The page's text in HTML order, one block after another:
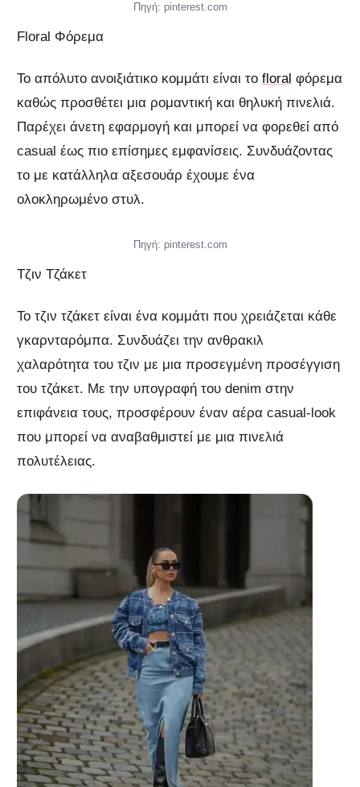
Πηγή: pinterest.com
Floral Φόρεμα
Το απόλυτο ανοιξιάτικο κομμάτι είναι το floral φόρεμα
καθώς προσθέτει μια ρομαντική και θηλυκή πινελιά.
Παρέχει άνετη εφαρμογή και μπορεί να φορεθεί από
casual έως πιο επίσημες εμφανίσεις. Συνδυάζοντας
το με κατάλληλα αξεσουάρ έχουμε ένα
ολοκληρωμένο στυλ.
Πηγή: pinterest.com
Τζιν Τζάκετ
Το τζιν τζάκετ είναι ένα κομμάτι που χρειάζεται κάθε
γκαρνταρόμπα. Συνδυάζει την ανθρακιλ
χαλαρότητα του τζιν με μια προσεγμένη προσέγγιση
του τζάκετ. Με την υπογραφή του denim στην
επιφάνεια τους, προσφέρουν έναν αέρα casual-look
που μπορεί να αναβαθμιστεί με μια πινελιά
πολυτέλειας.